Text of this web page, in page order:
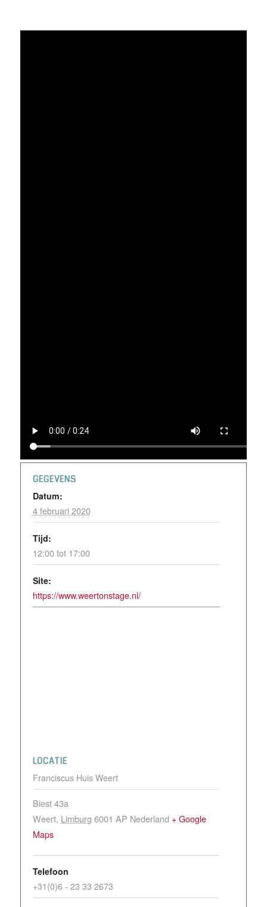
GEGEVENS
Datum:
4 februari 2020
Tijd:
12:00 tot 17:00
Site:
https://www.weertonstage.nl/
LOCATIE
Franciscus Huis Weert
Biest 43a
Weert, Limburg 6001 AP Nederland + Google
Maps
Telefoon
+31(0)6 - 23 33 2673